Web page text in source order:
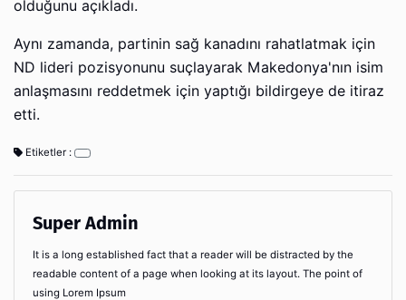
olduğunu açıkladı.
Aynı zamanda, partinin sağ kanadını rahatlatmak için
ND lideri pozisyonunu suçlayarak Makedonya'nın isim
anlaşmasını reddetmek için yaptığı bildirgeye de itiraz
etti.
Etiketler :
Super Admin
It is a long established fact that a reader will be distracted by the
readable content of a page when looking at its layout. The point of
using Lorem Ipsum